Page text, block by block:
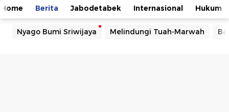
Home Berita Jabodetabek Internasional Hukum
Nyago Bumi Sriwijaya Melindungi Tuah-Marwah